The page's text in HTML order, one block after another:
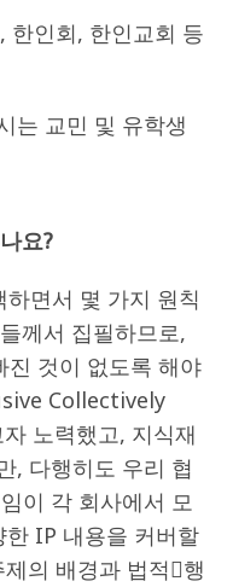
한인회, 한인교회 등
는 교민 및 유학생
요?
면서 몇 가지 원칙
께서 집필하므로,
진 것이 없도록 해야
Collectively
노력했고, 지식재
, 다행히도 우리 협
이 각 회사에서 모
IP 내용을 커버할
의 배경과 법적행